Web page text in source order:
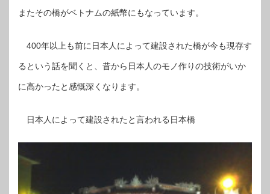
またその橋がベトナムの紙幣にもなっています。
400年以上も前に日本人によって建設された橋が今も現存す
るという話を聞くと、昔から日本人のモノ作りの技術がいか
に高かったと感慨深くなります。
日本人によって建設されたと言われる日本橋